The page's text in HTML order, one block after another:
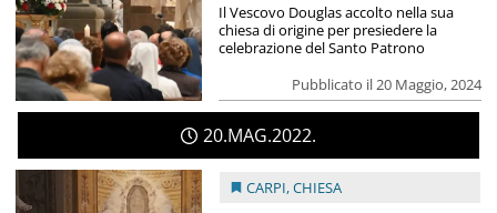
Pubblicato il 20 Maggio, 2024
Il Vescovo Douglas accolto nella sua
chiesa di origine per presiedere la
celebrazione del Santo Patrono
20 MAG 2022
CARPI,CHIESA